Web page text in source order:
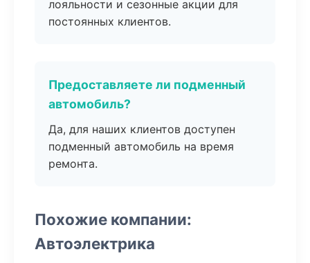
лояльности и сезонные акции для
постоянных клиентов.
Предоставляете ли подменный
автомобиль?
Да, для наших клиентов доступен
подменный автомобиль на время
ремонта.
Похожие компании:
Автоэлектрика